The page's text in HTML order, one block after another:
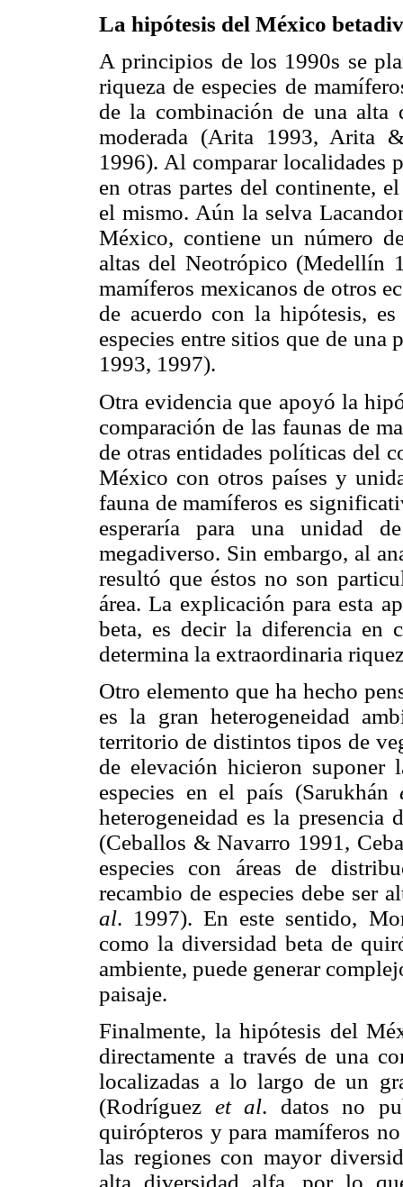
La hipótesis del México
A principios de los 1990s se
riqueza de especies de
de la combinación de una alta
moderada (Arita 1993, Arita
1996). Al comparar localidades
en otras partes del continente,
el mismo. Aún la selva
México, contiene un número
altas del Neotrópico (Medellín
mamíferos mexicanos de otros
de acuerdo con la hipótesis,
especies entre sitios que de
1993, 1997).
Otra evidencia que apoyó la
comparación de las faunas de
de otras entidades políticas del
México con otros países y
fauna de mamíferos es
esperaría para una unidad
megadiverso. Sin embargo, al
resultó que éstos no son
área. La explicación para esta
beta, es decir la diferencia en
determina la extraordinaria
Otro elemento que ha hecho
es la gran heterogeneidad
territorio de distintos tipos de
de elevación hicieron suponer
especies en el país (Sarukhán
heterogeneidad es la presencia
(Ceballos & Navarro 1991,
especies con áreas de
recambio de especies debe
al. 1997). En este sentido,
como la diversidad beta de
ambiente, puede generar
paisaje.
Finalmente, la hipótesis del
directamente a través de una
localizadas a lo largo de un
(Rodríguez et al. datos no
quirópteros y para mamíferos
las regiones con mayor
alta diversidad alfa, por lo